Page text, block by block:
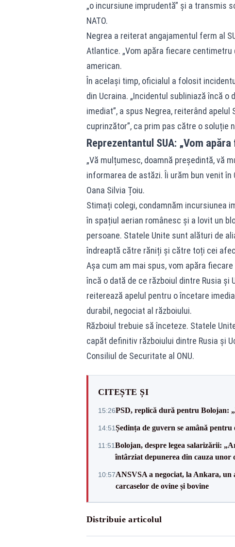
„o incursiune imprudentă” și a transmis
NATO.
Negrea a reiterat angajamentul ferm al
Atlantice. „Vom apăra fiecare centimetru
american.
În același timp, oficialul a folosit
din Ucraina. „Incidentul subliniază încă
imediat”, a spus Negrea, reiterând
cuprinzător”, ca prim pas către o soluție
Reprezentantul SUA: „Vom
„Vă mulțumesc, doamnă președintă, vă
informarea de astăzi. Îi urăm bun venit
Oana Silvia Țoiu.
Stimați colegi, condamnăm incursiunea
în spațiul aerian românesc și a lovit un
persoane. Statele Unite sunt alături de
îndreaptă către răniți și către toți cei
Așa cum am mai spus, vom apăra
încă o dată de ce războiul dintre Rusia
reiterează apelul pentru o încetare
durabil, negociat al războiului.
Războiul trebuie să înceteze. Statele
capăt definitiv războiului dintre Rusia și
Consiliul de Securitate al ONU.
CITEȘTE ȘI
15:26PSD, replică dură pentru Bolojan:
14:51Ședința de guvern se amână
11:51Bolojan, despre legea salarizării:
întârziat depunerea din cauza unor
10:57ANSVSA a negociat, la Ankara,
carcaselor de ovine și bovine
Distribuie articolul